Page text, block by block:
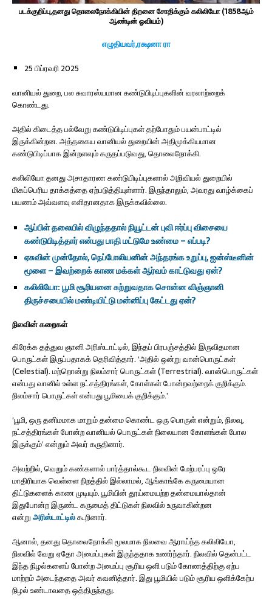
படக்குறிப்பு,தனது தொலைநோக்கியின் திறனை சோதிக்கும் கலிலியோ (1858ஆம்
ஆண்டின் ஓவியம்)
எழுதியவர்,ரக்ஷனா ரா
25 பிப்ரவரி 2025
வானியல் துறை, பல சுவாரஸ்யமான கண்டுபிடிப்புகளின் வரலாற்றைக்
கொண்டது.
அதில் கிடைத்த பல்வேறு கண்டுபிடிப்புகள் தற்போதும் பயன்பாட்டில்
இருக்கின்றன. அத்தகைய வானியல் துறையின் அதிமுக்கியமான
கண்டுபிடிப்பாக இன்றளவும் கருதப்படுவது, தொலைநோக்கி.
கலிலியோ தனது அசாதாரண கண்டுபிடிப்புகளால் அறிவியல் துறையில்
மிகப்பெரிய தாக்கத்தை ஏற்படுத்தியுள்ளார். இருந்தாலும், அவரது வாழ்க்கைப்
பயணம் அவ்வளவு எளிதானதாக இருக்கவில்லை.
ஆப்பிள் தலையில் விழுந்ததால் நியூட்டன் புவி ஈர்ப்பு விசையை
கண்டுபிடித்தார் என்பது பாதி மட்டுமே உண்மை – எப்படி?
ஏசுவின் முன்தோல், நெப்போலியனின் அந்தரங்க உறுப்பு, ஐன்ஸ்டீனின்
மூளை – இவற்றைக் காண மக்கள் ஆர்வம் காட்டுவது ஏன்?
கலிலியோ: பூமி சூரியனை சுற்றுவதாக சொன்ன விஞ்ஞானி
திருச்சபையில் மண்டியிட்டு மன்னிப்பு கேட்டது ஏன்?
நிலவின் கறைகள்
கிரேக்க தத்துவ ஞானி அரிஸ்டாட்டில், இந்தப் பிரபஞ்சத்தில் இருவிதமான
பொருட்கள் இருப்பதாகக் தெரிவித்தார். ‘அதில் ஒன்று வான்பொருட்கள்
(Celestial). மற்றொன்று நிலம்சார் பொருட்கள் (Terrestrial). வான்பொருட்கள்
என்பது வானில் உள்ள நட்சத்திரங்கள், கோள்கள் போன்றவற்றைக் குறிக்கும்.
நிலம்சார் பொருட்கள் என்பது பூமியைக் குறிக்கும்.’
‘பூமி, ஒரு தனிமமாக மாறும் தன்மை கொண்ட ஒரு பொருள் என்றும், நிலவு,
நட்சத்திரங்கள் போன்ற வானியல் பொருட்கள் நிலையான கோளங்கள் போல
இருக்கும்’ என்றும் அவர் கருதினார்.
அவற்றில், வெறும் கண்களால் பார்த்தால்கூட நிலவின் மேற்பரப்பு ஒரே
மாதிரியாக வெள்ளை நிறத்தில் இல்லாமல், ஆங்காங்கே கருமையான
திட்டுகளைக் காண முடியும். பூமியின் தூய்மையற்ற தன்மையால்தான்
இதுபோன்ற இருண்ட கருமைத் திட்டுகள் நிலவில் உருவாகின்றன
என்றுஅரிஸ்டாட்டில்கூறினார்.
ஆனால், தனது தொலைநோக்கி மூலமாக நிலவை ஆராய்ந்த கலிலியோ,
நிலவில் வேறு ஏதோ அமைப்புகள் இருந்ததாக உணர்ந்தார். நிலவில் தென்பட்ட
இந்த நிழல்களைப் போன்ற அமைப்பு சூரிய ஒளி படும் கோணத்திற்கு ஏற்ப
மாற்றம் அடைந்ததை அவர் கவனித்தார். இது பூமியில் படும் சூரிய ஒளிக்கேற்ப
நிழல் உண்டாவதை ஒத்திருந்தது.